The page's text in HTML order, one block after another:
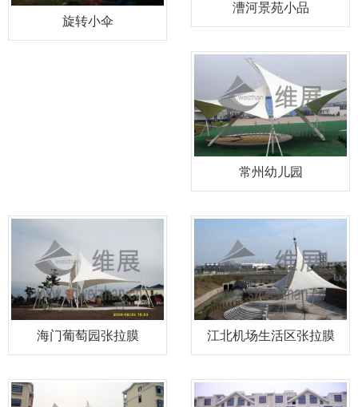
旋转小伞
漕河景苑小品
常州幼儿园
海门葡萄园张拉膜 江北机场生活区张拉膜